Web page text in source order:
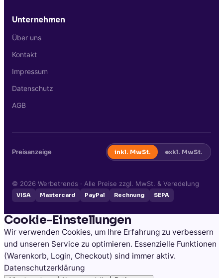
Unternehmen
Über uns
Kontakt
Impressum
Datenschutz
AGB
Preisanzeige inkl. MwSt. exkl. MwSt.
© 2026 Werbetrends · Alle Preise zzgl. MwSt. & Veredelung
VISA Mastercard PayPal Rechnung SEPA
Cookie-Einstellungen
Wir verwenden Cookies, um Ihre Erfahrung zu verbessern
und unseren Service zu optimieren. Essenzielle Funktionen
(Warenkorb, Login, Checkout) sind immer aktiv.
Datenschutzerklärung